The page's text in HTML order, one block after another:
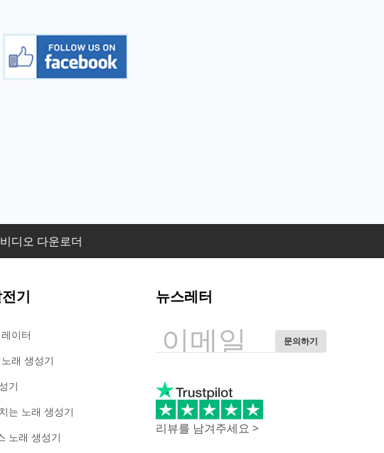
디오 다운로더
기
이터
래 생성기
기
는 노래 생성기
노래 생성기
뉴스레터
문의하기
리뷰를 남겨주세요 >